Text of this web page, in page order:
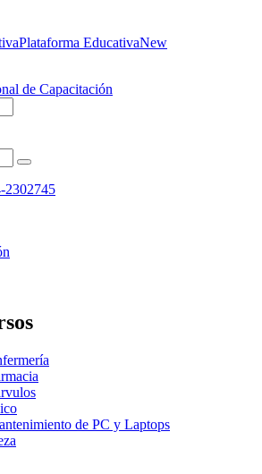
Plataforma EducativaNew
2302745
de PC y Laptops